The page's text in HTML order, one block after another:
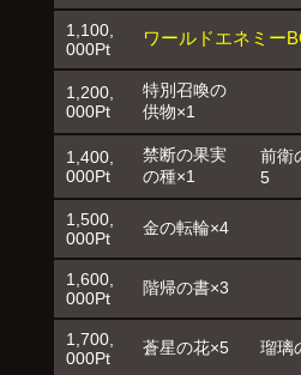
1,100,
000Pt
ワールドエネミー
1,200,
000Pt
特別召喚の
供物×1
1,400,
000Pt
禁断の果実
の種×1
前衛
5
1,500,
000Pt
金の転輪×4
1,600,
000Pt
階帰の書×3
1,700,
000Pt
蒼星の花×5 瑠璃